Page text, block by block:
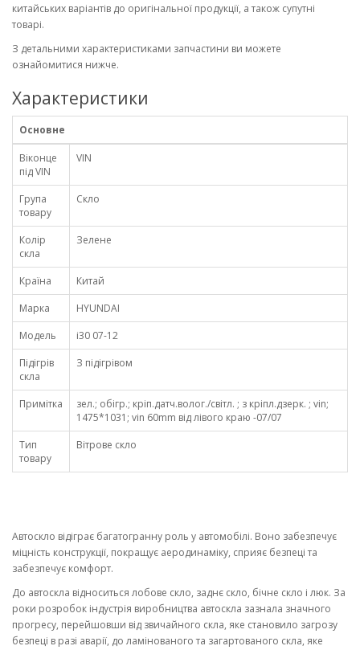
китайських варіантів до оригінальної продукції, а також супутні
товарі.
З детальними характеристиками запчастини ви можете
ознайомитися нижче.
Характеристики
Основне
Віконце
під VIN
VIN
Група
товару
Скло
Колір
скла
Зелене
Країна
Китай
Марка
HYUNDAI
Модель
i30 07-12
Підігрів
скла
З підігрівом
Примітка
зел.; обігр.; кріп.датч.волог./світл. ; з кріпл.дзерк. ; vin;
1475*1031; vin 60mm від лівого краю -07/07
Тип
товару
Вітрове скло
Автоскло відіграє багатогранну роль у автомобілі. Воно забезпечує
міцність конструкції, покращує аеродинаміку, сприяє безпеці та
забезпечує комфорт.
До автоскла відноситься лобове скло, заднє скло, бічне скло і люк. За
роки розробок індустрія виробництва автоскла зазнала значного
прогресу, перейшовши від звичайного скла, яке становило загрозу
безпеці в разі аварії, до ламінованого та загартованого скла, яке